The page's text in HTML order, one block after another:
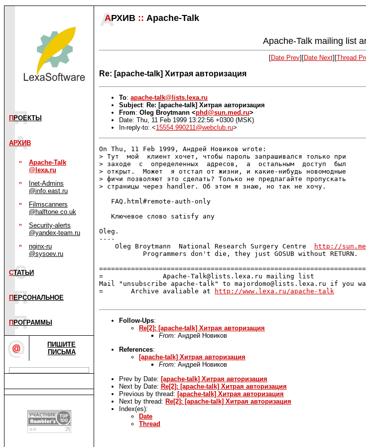
П РОЕКТЫ
АРХИВ
Apache-Talk
@lexa.ru
Inet-Admins
@info.east.ru
Filmscanners
@halftone.co.uk
Security-alerts
@yandex-team.ru
nginx-ru
@sysoev.ru
СТАТЬИ
П ЕРСОНАЛЬНОЕ
П РОГРАММЫ
ПИШИТЕ
ПИСЬМА
АРХИВ :: Apache-Talk
Apache-Talk mailing list
[Date Prev][Date Next][Thread
Re: [apache-talk] Хитрая авторизация
To: apache-talk@lists.lexa.ru
Subject: Re: [apache-talk] Хитрая авторизация
From: Oleg Broytmann <phd@sun.med.ru>
Date: Thu, 11 Feb 1999 13:22:56 +0300 (MSK)
In-reply-to: <15554.990211@webclub.ru>
On Thu, 11 Feb 1999, Андрей Новиков wrote:
> Тут  мой  клиент хочет, чтобы пароль запрашивался только при
> заходе  с  определенных  адресов,  а  остальным  доступ  был
> открыт.  Может  я отстал от жизни, и какие-нибудь новомодные
> фичи позволяют это сделать? Только не предлагайте пропускать
> страницы через handler. Об этом я знаю, но так не хочу.
   FAQ.html#remote-auth-only
   Ключевое слово satisfy any
Oleg.
----
    Oleg Broytmann  National Research Surgery Centre
http://
           Programmers don't die, they just GOSUB without RETURN.
=               Apache-Talk@lists.lexa.ru mailing list
Mail "unsubscribe apache-talk" to majordomo@lists.lexa.ru if you
=       Archive avaliable at
http://www.lexa.ru/apache-talk
Follow-Ups:
Re[2]: [apache-talk] Хитрая авторизация
From: Андрей Новиков
References:
[apache-talk] Хитрая авторизация
From: Андрей Новиков
Prev by Date: [apache-talk] Хитрая авторизация
Next by Date: Re[2]: [apache-talk] Хитрая авторизация
Previous by thread: [apache-talk] Хитрая авторизация
Next by thread: Re[2]: [apache-talk] Хитрая авторизация
Index(es):
Date
Thread